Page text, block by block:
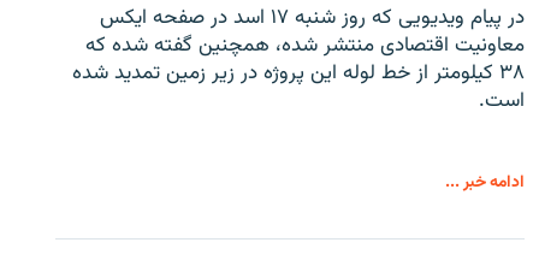
در پیام ویدیویی که روز شنبه ۱۷ اسد در صفحه ایکس
معاونیت اقتصادی منتشر شده، همچنین گفته شده که
۳۸ کیلومتر از خط لوله این پروژه در زیر زمین تمدید شده
است.
ادامه خبر ...